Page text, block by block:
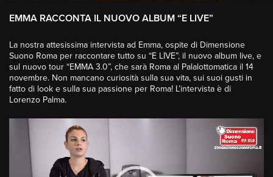
EMMA RACCONTA IL NUOVO ALBUM “E LIVE”
La nostra attesissima intervista ad Emma, ospite di Dimensione
Suono Roma per raccontare tutto su “E LIVE”, il nuovo album live, e
sul nuovo tour “EMMA 3.0”, che sarà Roma al Palalottomatica il 14
novembre. Non mancano curiosità sulla sua vita, sui suoi gusti in
fatto di look e sulla sua passione per Roma! L’intervista è di
Lorenzo Palma.
Video
Player